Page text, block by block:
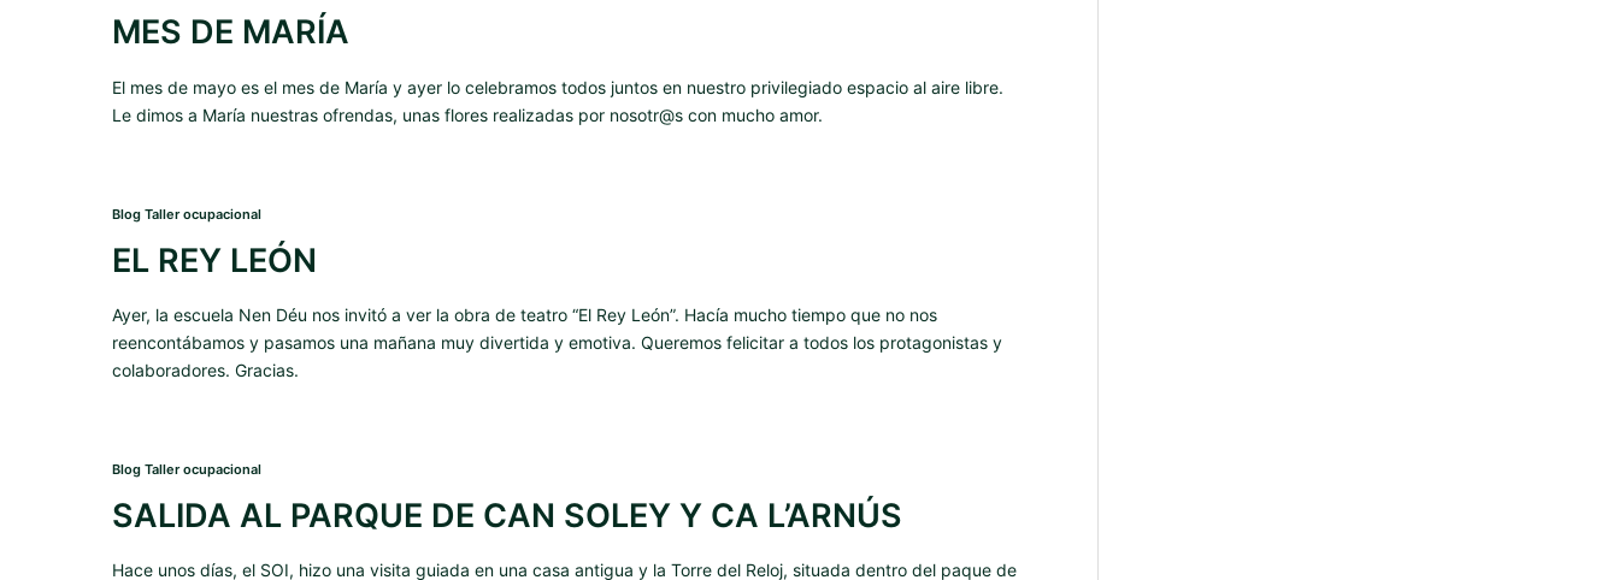
MES DE MARÍA
El mes de mayo es el mes de María y ayer lo celebramos todos juntos en nuestro privilegiado espacio al aire libre.
Le dimos a María nuestras ofrendas, unas flores realizadas por nosotr@s con mucho amor.
Blog Taller ocupacional
EL REY LEÓN
Ayer, la escuela Nen Déu nos invitó a ver la obra de teatro “El Rey León”. Hacía mucho tiempo que no nos
reencontábamos y pasamos una mañana muy divertida y emotiva. Queremos felicitar a todos los protagonistas y
colaboradores. Gracias.
Blog Taller ocupacional
SALIDA AL PARQUE DE CAN SOLEY Y CA L’ARNÚS
Hace unos días, el SOI, hizo una visita guiada en una casa antigua y la Torre del Reloj, situada dentro del paque de